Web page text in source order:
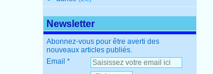
Newsletter
Abonnez-vous pour être averti des
nouveaux articles publiés.
Email